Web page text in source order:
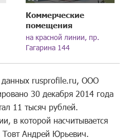
Коммерческие
помещения
на красной линии, пр.
Гагарина 144
данных rusprofile.ru, ООО
30 декабря 2014 года
11 тысяч рублей.
в которой насчитывается
Товт Андрей Юрьевич.